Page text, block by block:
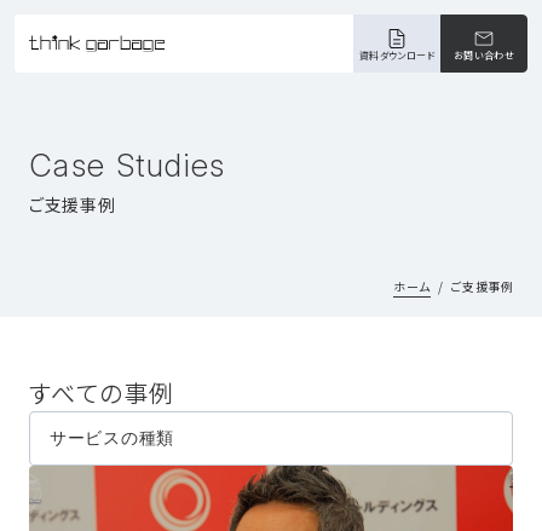
資料ダウンロード お問い合わせ
Case Studies
ご支援事例
ホーム ご支援事例
すべての事例